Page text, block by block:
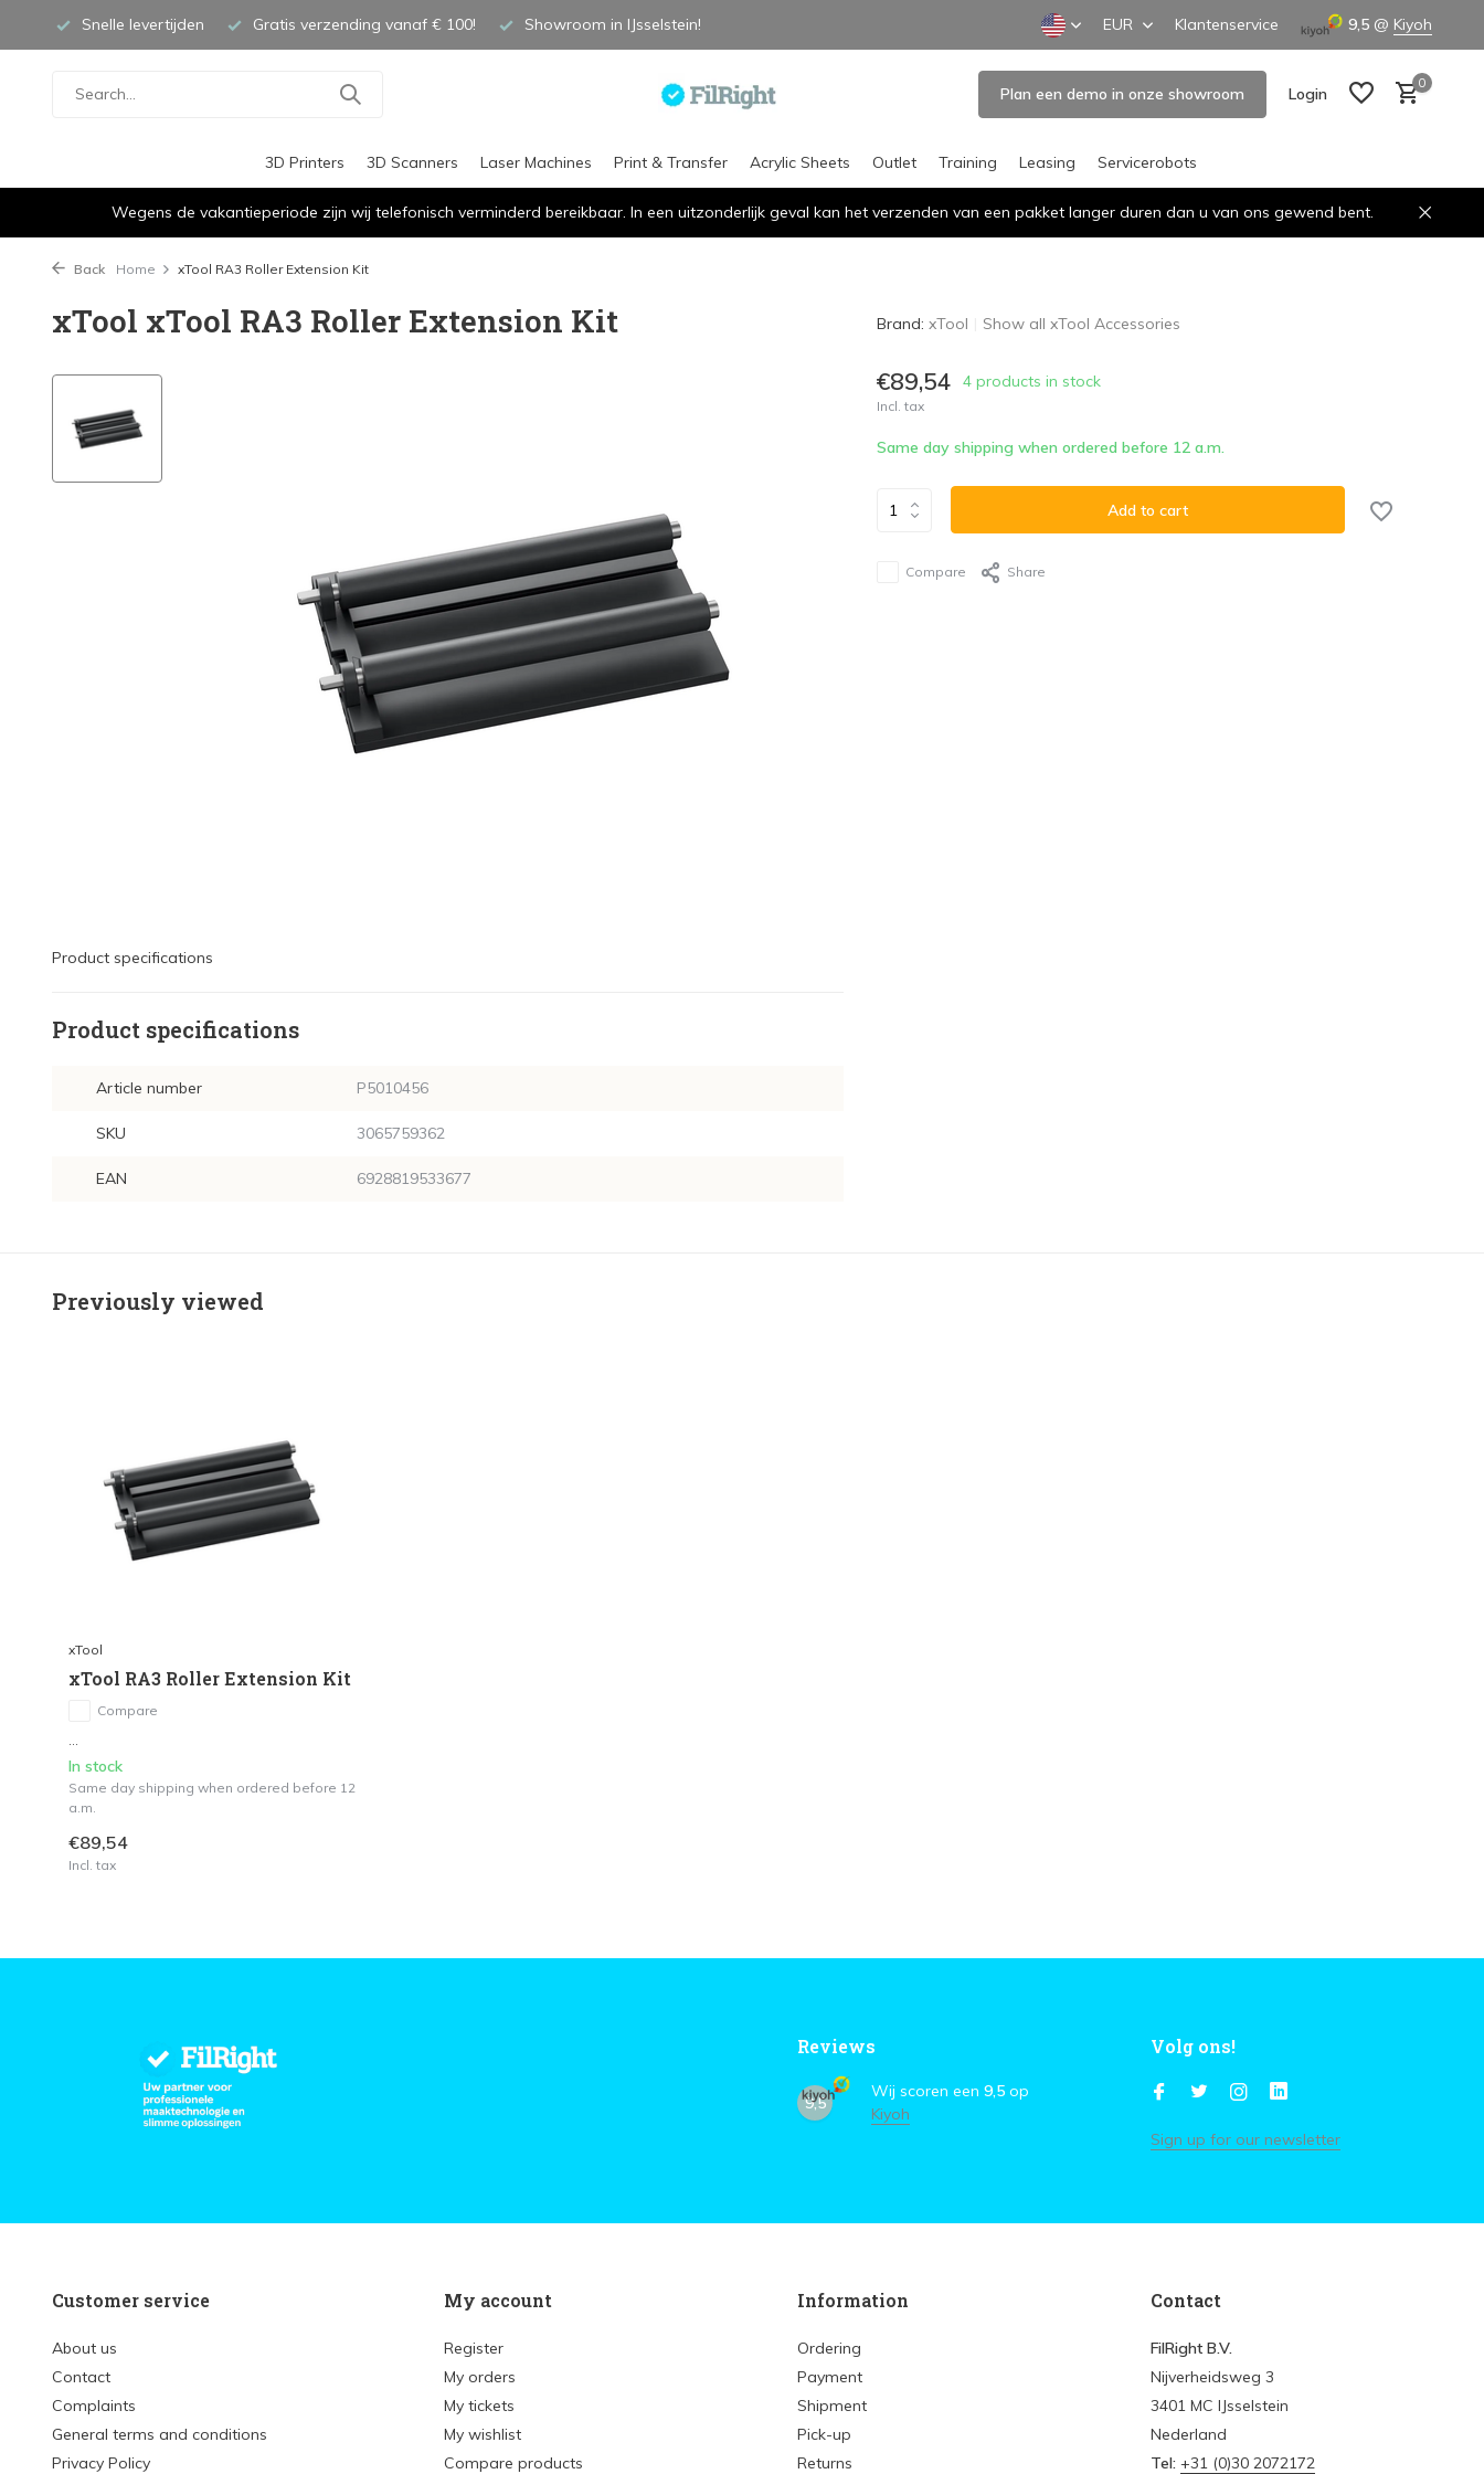
Snelle levertijden Gratis verzending vanaf € 100! Showroom in IJsselstein! EUR Klantenservice 9,5 @ Kiyoh
Plan een demo in onze showroom Login
0
3D Printers 3D Scanners Laser Machines Print & Transfer Acrylic Sheets Outlet Training Leasing Servicerobots
Wegens de vakantieperiode zijn wij telefonisch verminderd bereikbaar. In een uitzonderlijk geval kan het verzenden van een pakket langer duren dan u van ons gewend bent.
Back Home xTool RA3 Roller Extension Kit
xTool xTool RA3 Roller Extension Kit
Product specifications
Product specifications
Article number P5010456
SKU 3065759362
EAN 6928819533677
Brand: xTool Show all xTool Accessories
€89,54 4 products in stock
Incl. tax
Same day shipping when ordered before 12 a.m.
Add to cart
Compare Share
Previously viewed
xTool
xTool RA3 Roller Extension Kit
Compare
In stock
Same day shipping when ordered before 12
a.m.
€89,54
Incl. tax
Reviews
9,5
Wij scoren een 9,5 op
Kiyoh
Volg ons!
Sign up for our newsletter
Customer service
About us
Contact
Complaints
General terms and conditions
Privacy Policy
My account
Register
My orders
My tickets
My wishlist
Compare products
Information
Ordering
Payment
Shipment
Pick-up
Returns
Contact
FilRight B.V.
Nijverheidsweg 3
3401 MC IJsselstein
Nederland
Tel: +31 (0)30 2072172